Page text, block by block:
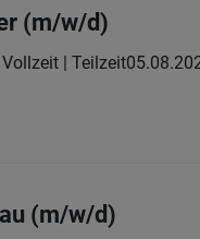
(m/w/d)
Vollzeit | Teilzeit
(m/w/d)